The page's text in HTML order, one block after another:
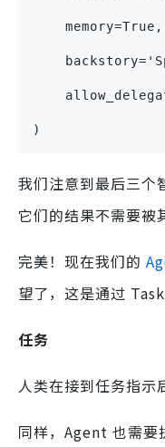
    memory=True,
)
我们注意到最后三个
它们的结果不需要被
完美！现在我们的
望了，这是通过 Task
任务
人类在接到任务指示
同样，Agent 也需要